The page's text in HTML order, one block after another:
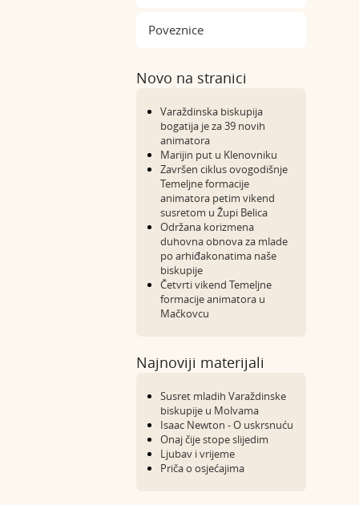
Poveznice
Novo na stranici
Varaždinska biskupija
bogatija je za 39 novih
animatora
Marijin put u Klenovniku
Završen ciklus ovogodišnje
Temeljne formacije
animatora petim vikend
susretom u Župi Belica
Održana korizmena
duhovna obnova za mlade
po arhiđakonatima naše
biskupije
Četvrti vikend Temeljne
formacije animatora u
Mačkovcu
Najnoviji materijali
Susret mladih Varaždinske
biskupije u Molvama
Isaac Newton - O uskrsnuću
Onaj čije stope slijedim
Ljubav i vrijeme
Priča o osjećajima